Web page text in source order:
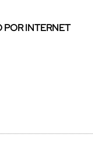
POR INTERNET